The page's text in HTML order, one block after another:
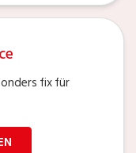
fix für